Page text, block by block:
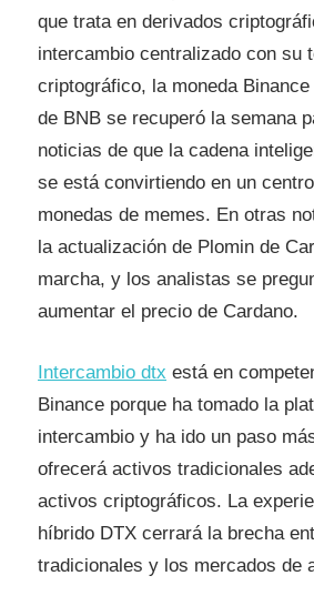
que trata en derivados
intercambio centralizado con su
criptográfico, la moneda
de BNB se recuperó la semana
noticias de que la cadena
se está convirtiendo en un
monedas de memes. En otras
la actualización de Plomin de
marcha, y los analistas se
aumentar el precio de Cardano.
Intercambio dtx está en
Binance porque ha tomado la
intercambio y ha ido un paso
ofrecerá activos tradicionales
activos criptográficos. La
híbrido DTX cerrará la brecha
tradicionales y los mercados de